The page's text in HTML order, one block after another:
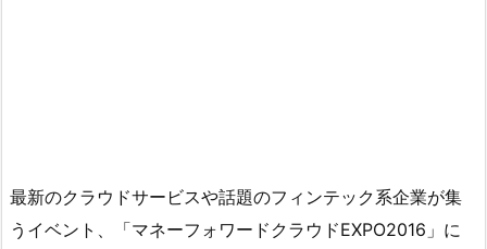
最新のクラウドサービスや話題のフィンテック系企業が集
うイベント、「マネーフォワードクラウドEXPO2016」に